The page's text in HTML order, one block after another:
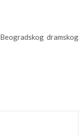
dramskog